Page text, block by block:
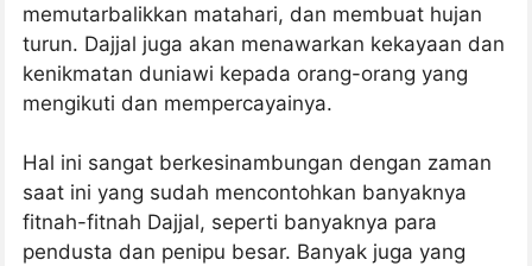
memutarbalikkan matahari, dan membuat hujan
turun. Dajjal juga akan menawarkan kekayaan dan
kenikmatan duniawi kepada orang-orang yang
mengikuti dan mempercayainya.
Hal ini sangat berkesinambungan dengan zaman
saat ini yang sudah mencontohkan banyaknya
fitnah-fitnah Dajjal, seperti banyaknya para
pendusta dan penipu besar. Banyak juga yang